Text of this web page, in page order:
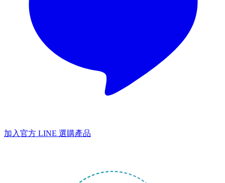
加入官方 LINE 選購產品